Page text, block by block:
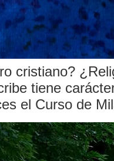
cristiano?
tiene
el Curso de